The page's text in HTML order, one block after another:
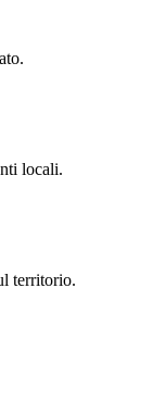
locali.
territorio.